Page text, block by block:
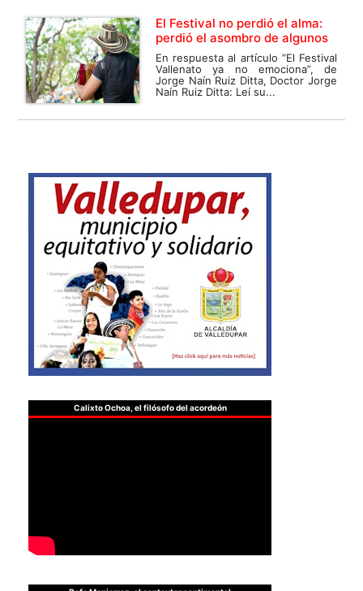
El Festival no perdió el alma:
perdió el asombro de algunos
En respuesta al artículo “El Festival
Vallenato ya no emociona”, de
Jorge Naín Ruiz Ditta, Doctor Jorge
Naín Ruiz Ditta: Leí su...
Calixto Ochoa, el filósofo del acordeón